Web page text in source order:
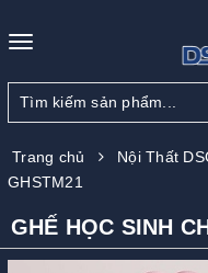
Toggle
Trang chủ Nội Thất
GHSTM21
GHẾ HỌC SINH